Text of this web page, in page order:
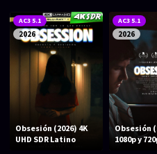
720p
h265 HEVC
Bluray Completos
GÉNEROS
Acción
AC3 5.1
2026
Obsesión (2026) 4K
UHD SDR Latino
AC3 5.1
2026
Obsesión
1080p y